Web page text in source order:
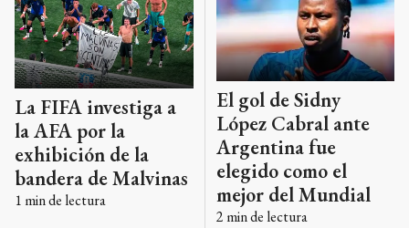
La FIFA investiga a
la AFA por la
exhibición de la
bandera de Malvinas
1 min de lectura
El gol de Sidny
López Cabral ante
Argentina fue
elegido como el
mejor del Mundial
2 min de lectura